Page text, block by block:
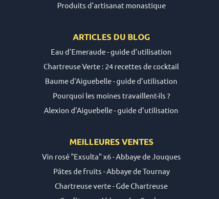
Produits d'artisanat monastique
ARTICLES DU BLOG
Eau d'Emeraude - guide d'utilisation
Chartreuse Verte : 24 recettes de cocktail
Baume d'Aiguebelle - guide d'utilisation
Pourquoi les moines travaillent-ils ?
Alexion d'Aiguebelle - guide d'utilisation
MEILLEURES VENTES
Vin rosé "Exsulta" x6 - Abbaye de Jouques
Pâtes de fruits - Abbaye de Tournay
Chartreuse verte - Gde Chartreuse